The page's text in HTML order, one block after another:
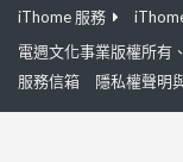
iThome 服務
電週文化事業版權所
服務信箱
隱私權聲明